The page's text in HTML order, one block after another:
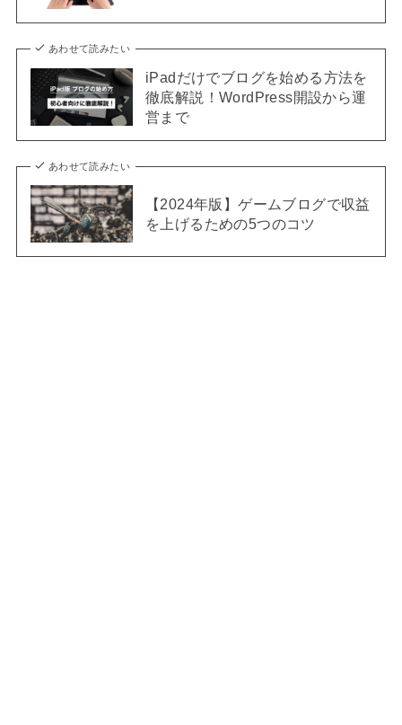
あわせて読みたい
iPadだけでブログを始める方法を
徹底解説！WordPress開設から運
営まで
あわせて読みたい
【2024年版】ゲームブログで収益
を上げるための5つのコツ